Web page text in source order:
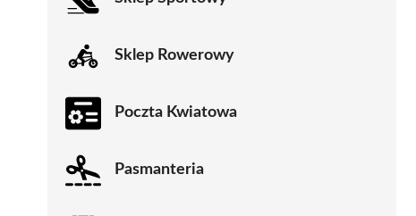
Sklep Rowerowy
Poczta Kwiatowa
Pasmanteria